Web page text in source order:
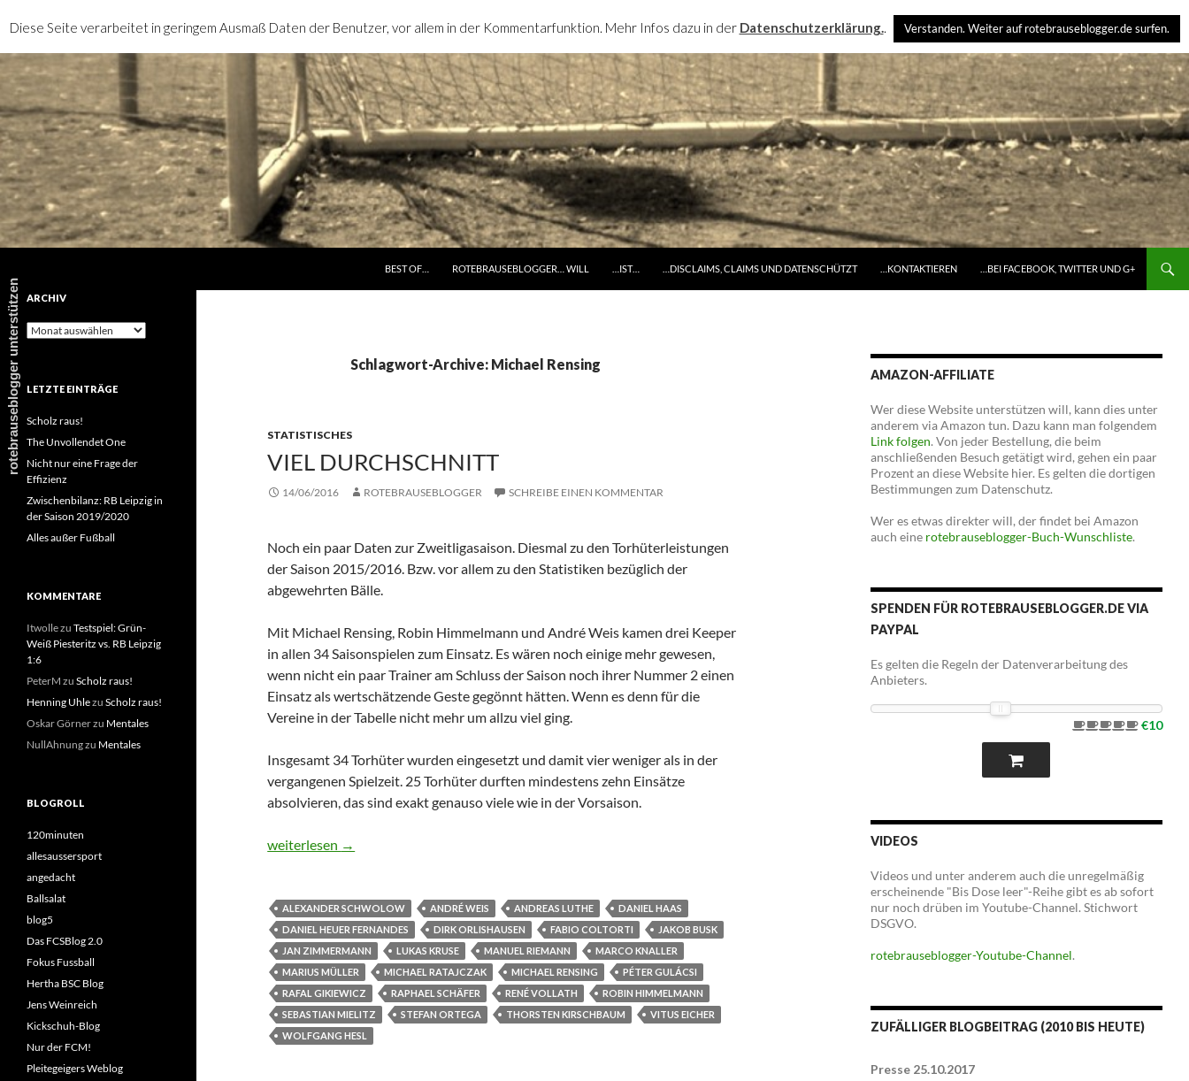
BEST OF…
ROTEBRAUSEBLOGGER… WILL …IST… …DISCLAIMS, CLAIMS UND DATENSCHÜTZT …KONTAKTIEREN …BEI FACEBOOK, TWITTER UND G+
Schlagwort-Archive: Michael Rensing
STATISTISCHES
VIEL DURCHSCHNITT
14/06/2016 ROTEBRAUSEBLOGGER SCHREIBE EINEN KOMMENTAR
Noch ein paar Daten zur Zweitligasaison. Diesmal zu den Torhüterleistungen
der Saison 2015/2016. Bzw. vor allem zu den Statistiken bezüglich der
abgewehrten Bälle.
Mit Michael Rensing, Robin Himmelmann und André Weis kamen drei Keeper
in allen 34 Saisonspielen zum Einsatz. Es wären noch einige mehr gewesen,
wenn nicht ein paar Trainer am Schluss der Saison noch ihrer Nummer 2 einen
Einsatz als wertschätzende Geste gegönnt hätten. Wenn es denn für die
Vereine in der Tabelle nicht mehr um allzu viel ging.
Insgesamt 34 Torhüter wurden eingesetzt und damit vier weniger als in der
vergangenen Spielzeit. 25 Torhüter durften mindestens zehn Einsätze
absolvieren, das sind exakt genauso viele wie in der Vorsaison.
Viel Durchschnitt
weiterlesen →
ALEXANDER SCHWOLOW ANDRÉ WEIS ANDREAS LUTHE
DANIEL HAAS
DANIEL HEUER FERNANDES
DIRK ORLISHAUSEN FABIO COLTORTI
JAKOB BUSK
JAN ZIMMERMANN
LUKAS KRUSE MANUEL RIEMANN
MARCO KNALLER
MARIUS MÜLLER
MICHAEL RATAJCZAK MICHAEL RENSING
PÉTER GULÁCSI
RAFAL GIKIEWICZ
RAPHAEL SCHÄFER RENÉ VOLLATH
ROBIN HIMMELMANN
SEBASTIAN MIELITZ
STEFAN ORTEGA THORSTEN KIRSCHBAUM
VITUS EICHER
WOLFGANG HESL
AMAZON-AFFILIATE
Wer diese Website unterstützen will, kann dies unter
anderem via Amazon tun. Dazu kann man folgendem
Link folgen. Von jeder Bestellung, die beim
anschließenden Besuch getätigt wird, gehen ein paar
Prozent an diese Website hier. Es gelten die dortigen
Bestimmungen zum Datenschutz.
Wer es etwas direkter will, der findet bei Amazon
auch eine rotebrauseblogger-Buch-Wunschliste.
SPENDEN FÜR ROTEBRAUSEBLOGGER.DE VIA
PAYPAL
Es gelten die Regeln der Datenverarbeitung des
Anbieters.
€10
VIDEOS
Videos und unter anderem auch die unregelmäßig
erscheinende "Bis Dose leer"-Reihe gibt es ab sofort
nur noch drüben im Youtube-Channel. Stichwort
DSGVO.
rotebrauseblogger-Youtube-Channel.
ZUFÄLLIGER BLOGBEITRAG (2010 BIS HEUTE)
Presse 25.10.2017
ARCHIV
Archiv
LETZTE EINTRÄGE
Scholz raus!
The Unvollendet One
Nicht nur eine Frage der
Effizienz
Zwischenbilanz: RB Leipzig in
der Saison 2019/2020
Alles außer Fußball
KOMMENTARE
Itwollezu Testspiel: Grün-
Weiß Piesteritz vs. RB Leipzig
1:6
PeterM zu Scholz raus!
Henning Uhlezu Scholz raus!
Oskar Görnerzu Mentales
NullAhnungzu Mentales
BLOGROLL
120minuten
allesaussersport
angedacht
Ballsalat
blog5
Das FCSBlog 2.0
Fokus Fussball
Hertha BSC Blog
Jens Weinreich
Kickschuh-Blog
Nur der FCM!
Pleitegeigers Weblog
Diese Seite verarbeitet in geringem Ausmaß Daten der Benutzer, vor allem in der Kommentarfunktion. Mehr Infos dazu in der Datenschutzerklärung.. Verstanden. Weiter auf rotebrauseblogger.de surfen.
rotebrauseblogger unterstützen